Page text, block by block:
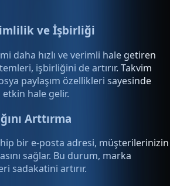
ve İşbirliği
daha hızlı ve verimli hale getiren
işbirliğini de artırır. Takvim
paylaşım özellikleri sayesinde
etkin hale gelir.
Arttırma
bir e-posta adresi, müşterilerinizin
sağlar. Bu durum, marka
sadakatini artırır.